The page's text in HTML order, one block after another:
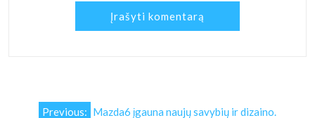
Navigacija
Previous: Mazda6 įgauna naujų savybių ir dizaino.